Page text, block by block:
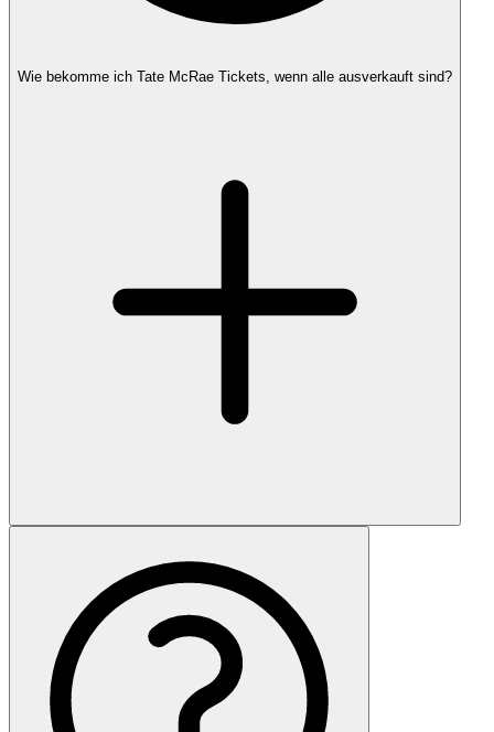
Wie bekomme ich Tate McRae Tickets, wenn alle ausverkauft sind?